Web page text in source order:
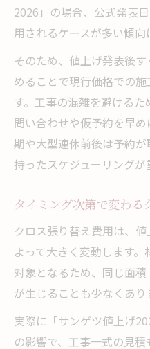
2026」の場合、公式発表
用されるケースが多い傾向
そのため、値上げ発表後
めることで現行価格での
す。工事の混雑を避ける
問い合わせや仮予約を早
期や大型連休前後は予約
持ったスケジューリングが
タイミング次第で変わる
クロス張り替え費用は、
よって大きく変動します
対象となるため、同じ面
が生じることも少なくあり
実際に「サンゲツ値上げ
の影響で、工事一式の見